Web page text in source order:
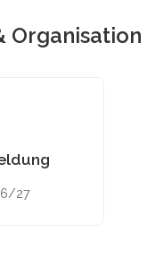
Organisation
27